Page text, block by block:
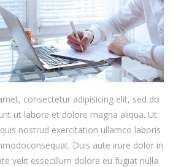
consectetur adipisicing elit, sed do
ut labore et dolore magna aliqua. Ut
nostrud exercitation ullamco laboris
Duis aute irure dolor in
velit essecillum dolore eu fugiat nulla